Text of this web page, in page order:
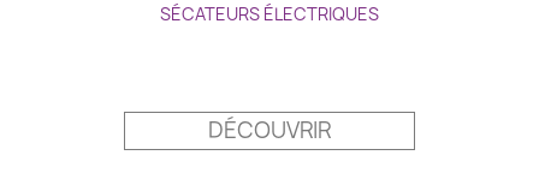
SÉCATEURS ÉLECTRIQUES
DÉCOUVRIR